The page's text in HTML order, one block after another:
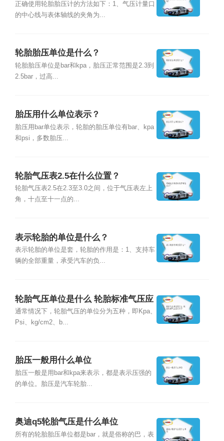
正确使用轮胎胎压计的方法如下：1、气压计量口
的中心线与表体轴线的夹角为...
轮胎胎压单位是什么？
轮胎胎压单位是bar和kpa，胎压正常范围是2.3到
2.5bar，过高...
胎压用什么单位表示？
胎压用bar单位表示，轮胎的胎压单位有bar、kpa
和psi，多数胎压...
轮胎气压表2.5在什么位置？
轮胎气压表2.5在2.3至3.0之间，位于气压表左上
角，十点至十一点的...
表示轮胎的单位是什么？
表示轮胎的单位是套，轮胎的作用是：1、支持车
辆的全部重量，承受汽车的负...
轮胎气压单位是什么 轮胎标准气压应
为多少
通常情况下，轮胎气压的单位分为五种，即Kpa、
Psi、kg/cm2、b...
胎压一般用什么单位
胎压一般是用bar和kpa来表示，都是表示压强的
的单位。胎压是汽车轮胎...
奥迪q5轮胎气压是什么单位
所有的轮胎胎压单位都是bar，就是俗称的巴，表